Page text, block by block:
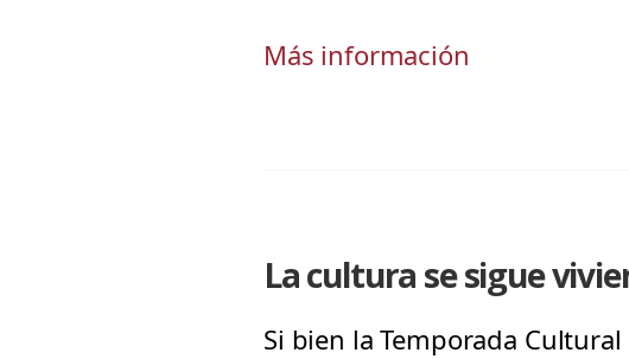
Más información
La cultura se sigue
Si bien la Temporada